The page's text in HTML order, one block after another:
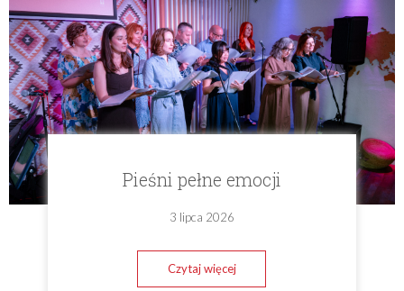
Pieśni pełne emocji
3 lipca 2026
Czytaj więcej